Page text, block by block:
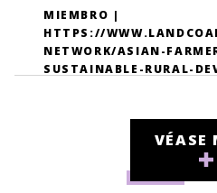
MIEMBRO |
HTTPS://
NETWORK/ASIAN-
SUSTAINABLE-RURAL-
VÉASE